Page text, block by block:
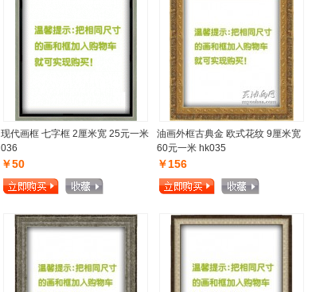
现代画框 七字框 2厘米宽 25元一米
036
￥50
油画外框古典金 欧式花纹 9厘米宽
60元一米 hk035
￥156